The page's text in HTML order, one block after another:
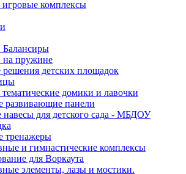
игровые комплексы
Балансиры
на пружине
решения детских площадок
тематические домики и лавочки
развивающие панели
навесы для детского сада - МБДОУ
тренажеры
и гимнастические комплексы
для Воркаута
элементы, лазы и мостики.